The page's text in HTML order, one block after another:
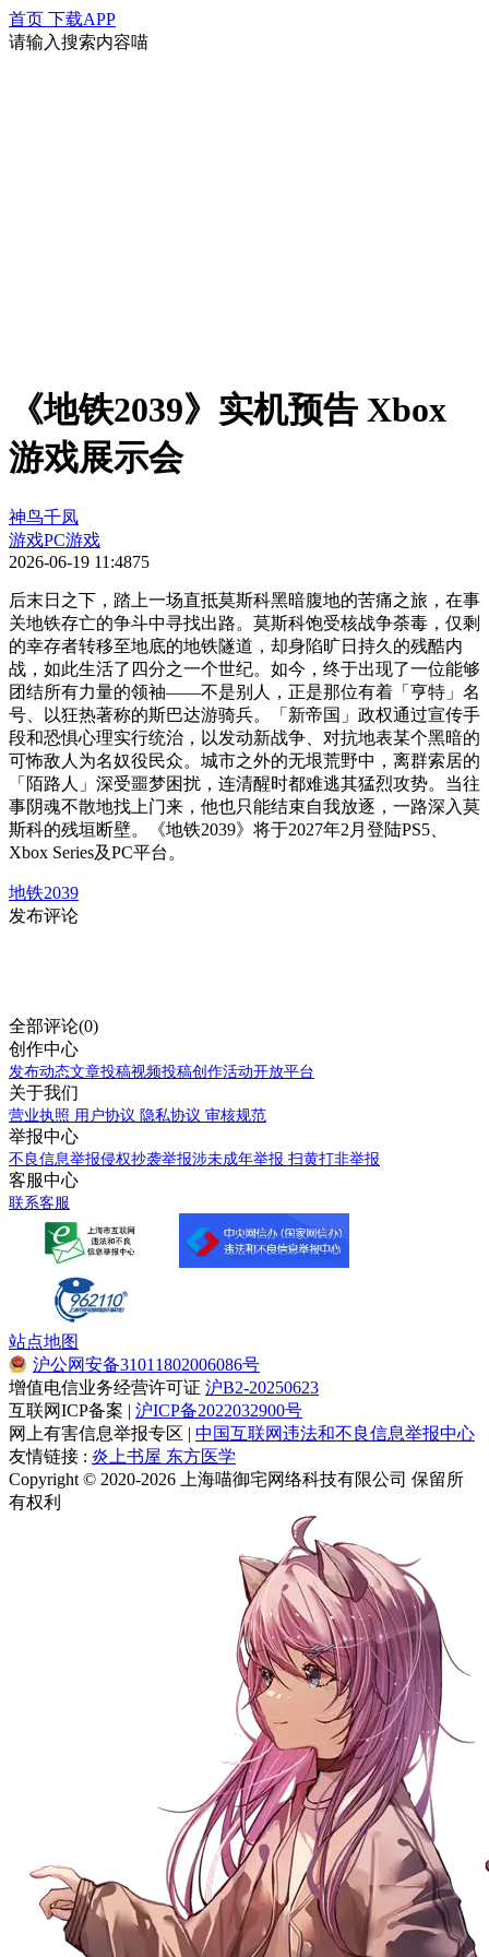
首页 下载APP
请输入搜索内容喵
《地铁2039》实机预告 Xbox
游戏展示会
神鸟千凤
游戏PC游戏
2026-06-19 11:4875
后末日之下，踏上一场直抵莫斯科黑暗腹地的苦痛之旅，在事
关地铁存亡的争斗中寻找出路。莫斯科饱受核战争荼毒，仅剩
的幸存者转移至地底的地铁隧道，却身陷旷日持久的残酷内
战，如此生活了四分之一个世纪。如今，终于出现了一位能够
团结所有力量的领袖——不是别人，正是那位有着「亨特」名
号、以狂热著称的斯巴达游骑兵。「新帝国」政权通过宣传手
段和恐惧心理实行统治，以发动新战争、对抗地表某个黑暗的
可怖敌人为名奴役民众。城市之外的无垠荒野中，离群索居的
「陌路人」深受噩梦困扰，连清醒时都难逃其猛烈攻势。当往
事阴魂不散地找上门来，他也只能结束自我放逐，一路深入莫
斯科的残垣断壁。《地铁2039》将于2027年2月登陆PS5、
Xbox Series及PC平台。
地铁2039
发布评论
全部评论(0)
创作中心
发布动态文章投稿视频投稿创作活动开放平台
关于我们
营业执照 用户协议 隐私协议 审核规范
举报中心
不良信息举报侵权抄袭举报涉未成年举报 扫黄打非举报
客服中心
联系客服
站点地图
沪公网安备31011802006086号
增值电信业务经营许可证 沪B2-20250623
互联网ICP备案 | 沪ICP备2022032900号
网上有害信息举报专区 | 中国互联网违法和不良信息举报中心
友情链接 : 炎上书屋 东方医学
Copyright © 2020-2026 上海喵御宅网络科技有限公司 保留所
有权利